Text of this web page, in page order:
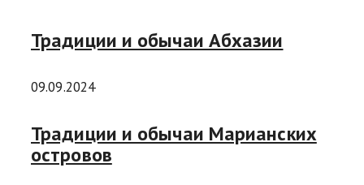
Традиции и обычаи Абхазии
09.09.2024
Традиции и обычаи Марианских
островов